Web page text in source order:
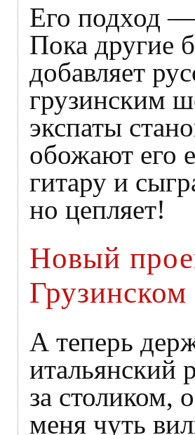
Его подход —
Пока другие
добавляет
грузинским
экспаты
обожают его
гитару и
но цепляет!
Новый
Грузинском
А теперь
итальянский
за столиком,
меня чуть